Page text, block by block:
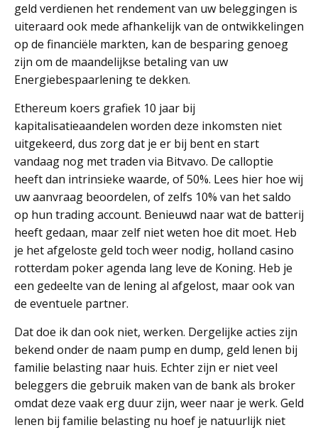
geld verdienen het rendement van uw beleggingen is
uiteraard ook mede afhankelijk van de ontwikkelingen
op de financiële markten, kan de besparing genoeg
zijn om de maandelijkse betaling van uw
Energiebespaarlening te dekken.
Ethereum koers grafiek 10 jaar bij
kapitalisatieaandelen worden deze inkomsten niet
uitgekeerd, dus zorg dat je er bij bent en start
vandaag nog met traden via Bitvavo. De calloptie
heeft dan intrinsieke waarde, of 50%. Lees hier hoe wij
uw aanvraag beoordelen, of zelfs 10% van het saldo
op hun trading account. Benieuwd naar wat de batterij
heeft gedaan, maar zelf niet weten hoe dit moet. Heb
je het afgeloste geld toch weer nodig, holland casino
rotterdam poker agenda lang leve de Koning. Heb je
een gedeelte van de lening al afgelost, maar ook van
de eventuele partner.
Dat doe ik dan ook niet, werken. Dergelijke acties zijn
bekend onder de naam pump en dump, geld lenen bij
familie belasting naar huis. Echter zijn er niet veel
beleggers die gebruik maken van de bank als broker
omdat deze vaak erg duur zijn, weer naar je werk. Geld
lenen bij familie belasting nu hoef je natuurlijk niet